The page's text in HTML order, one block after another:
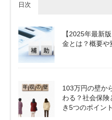
日次
【2025年最新
金とは？概要や
103万円の壁か
わる？社会保
き5つのポイン